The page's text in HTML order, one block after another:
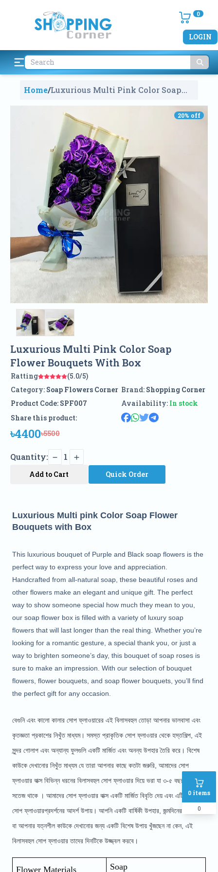
0
LOGIN
0 items
0
Home/Luxurious Multi Pink Color Soap
20% off
Luxurious Multi Pink Color Soap
Flower Bouquets With Box
Ratting
(5.0/5)
Category: Soap Flowers Corner Brand: Shopping Corner
Product Code: SPF007 Availability: In stock
Share this product:
৳4400৳5500
Quantity: 1
Add to Cart Quick Order
Luxurious Multi pink Color Soap Flower
Bouquets with Box
This luxurious bouquet of Purple and Black soap flowers is the
perfect way to express your love and appreciation.
Handcrafted from all-natural soap, these beautiful roses and
other flowers make an elegant and unique gift. The perfect
way to show someone special how much they mean to you,
our soap flower box is filled with a variety of luxury soap
flowers that will last longer than the real thing. Whether you’re
looking for a romantic gesture, a special thank you, or just a
way to brighten someone’s day, this bouquet of soap roses is
sure to make an impression. With our selection of bouquet
flowers, flower bouquets, and soap flower bouquets, you’ll find
the perfect gift for any occasion.
বেগুনি এবং কালো কালার সোপ ফ্লাওয়ারের এই বিলাসবহুল তোড়া আপনার ভালবাসা এবং
কৃতজ্ঞতা প্রকাশের নিখুঁত মাধ্যম। সমস্ত প্রাকৃতিক সোপ ফ্লাওয়ার থেকে হস্তশিল্প, এই
সুন্দর গোলাপ এবং অন্যান্য ফুলগুলি একটি মার্জিত এবং অনন্য উপহার তৈরি করে। বিশেষ
কাউকে দেখানোর নিখুঁত মাধ্যম যে তারা আপনার কাছে কতটা জরুরি, আমাদের সোপ
ফ্লাওয়ার বাক্স বিভিন্ন ধরনের বিলাসবহুল সোপ ফ্লাওয়ার দিয়ে ভরা যা ৩-৫ বছর পর্যন্ত
সতেজ থাকে । আমাদের সোপ ফ্লাওয়ার বাক্স একটি মার্জিত বিবৃতি দেয় এবং এটি আপনার
সোপ ফ্লাওয়ারপ্রদর্শনের আদর্শ উপায়। আপনি একটি বার্ষিকী উপহার, জন্মদিনের উপহার,
বা আপনার যত্নশীল কাউকে দেখানোর জন্য একটি বিশেষ উপায় খুঁজছেন না কেন, এই
বিলাসবহুল সোপ ফ্লাওয়ার তাদের দিনটিকে উজ্জ্বল করবে।
Flower Materials Soap